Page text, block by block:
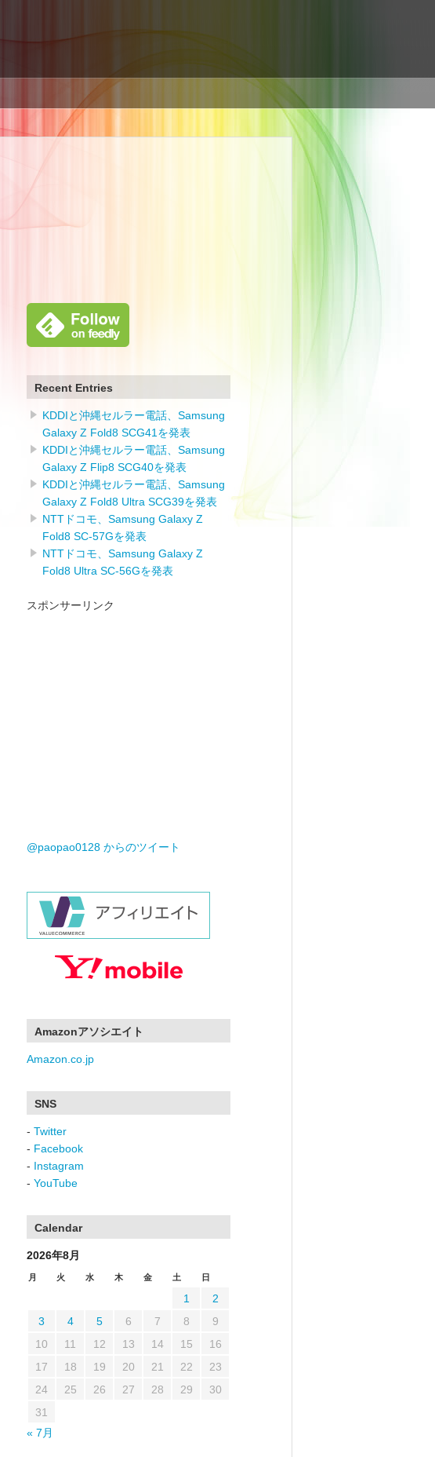
Recent Entries
KDDIと沖縄セルラー電話、Samsung
Galaxy Z Fold8 SCG41を発表
KDDIと沖縄セルラー電話、Samsung
Galaxy Z Flip8 SCG40を発表
KDDIと沖縄セルラー電話、Samsung
Galaxy Z Fold8 Ultra SCG39を発表
NTTドコモ、Samsung Galaxy Z
Fold8 SC-57Gを発表
NTTドコモ、Samsung Galaxy Z
Fold8 Ultra SC-56Gを発表
スポンサーリンク
@paopao0128 からのツイート
Amazonアソシエイト
Amazon.co.jp
SNS
- Twitter
- Facebook
- Instagram
- YouTube
Calendar
2026年8月
月 火 水 木 金 土 日
1
2
3
4 5 6 7 8
9
10
11 12 13 14 15
16
17
18 19 20 21 22
23
24
25 26 27 28 29
30
31
« 7月